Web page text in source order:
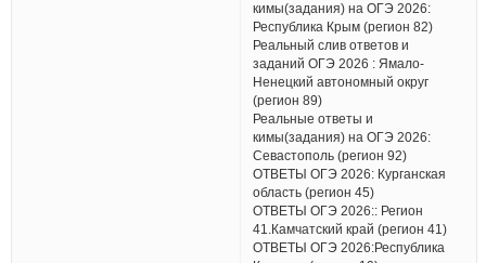
кимы(задания) на ОГЭ 2026:
Республика Крым (регион 82)
Реальный слив ответов и
заданий ОГЭ 2026 : Ямало-
Ненецкий автономный округ
(регион 89)
Реальные ответы и
кимы(задания) на ОГЭ 2026:
Севастополь (регион 92)
ОТВЕТЫ ОГЭ 2026: Курганская
область (регион 45)
ОТВЕТЫ ОГЭ 2026:: Регион
41.Камчатский край (регион 41)
ОТВЕТЫ ОГЭ 2026:Республика